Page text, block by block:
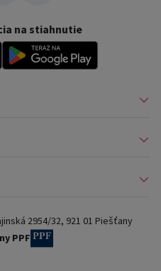
na stiahnutie
2954/32, 921 01 Piešťany
PPF